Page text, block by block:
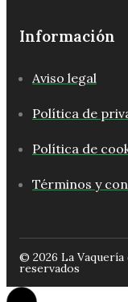
Información
Aviso legal
Política de
Política de
Términos y
© 2026 La
reservados